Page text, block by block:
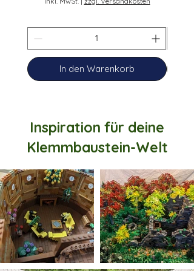
In den Warenkorb
Inspiration für deine
Klemmbaustein-Welt